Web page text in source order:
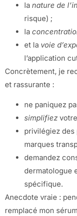
la nature de
risque) ;
la
et la voie
l’application
Concrètement, je
et rassurante :
ne paniquez
simplifiez
privilégiez des
marques
demandez
dermatologue
spécifique.
Anecdote vraie :
remplacé mon